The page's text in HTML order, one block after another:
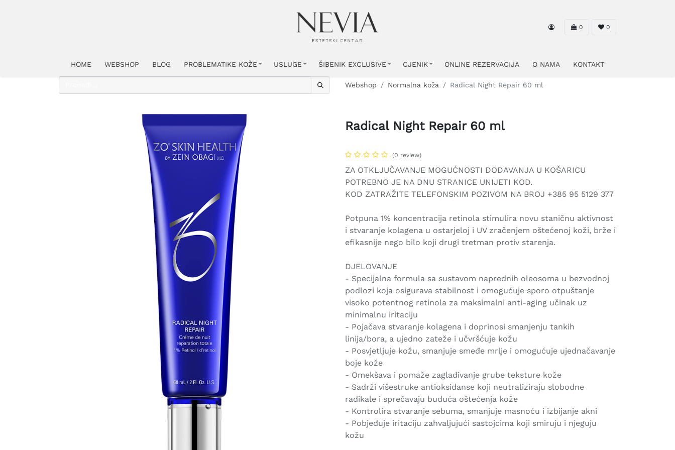
0 0
HOME WEBSHOP BLOG PROBLEMATIKE KOŽE USLUGE ŠIBENIK EXCLUSIVE CJENIK ONLINE REZERVACIJA O NAMA KONTAKT
Webshop Normalna koža Radical Night Repair 60 ml
Radical Night Repair 60 ml
(0 review)
ZA OTKLJUČAVANJE MOGUĆNOSTI DODAVANJA U KOŠARICU
POTREBNO JE NA DNU STRANICE UNIJETI KOD.
KOD ZATRAŽITE TELEFONSKIM POZIVOM NA BROJ +385 95 5129 377
Potpuna 1% koncentracija retinola stimulira novu staničnu aktivnost
i stvaranje kolagena u ostarjeloj i UV zračenjem oštećenoj koži, brže i
efikasnije nego bilo koji drugi tretman protiv starenja.
DJELOVANJE
- Specijalna formula sa sustavom naprednih oleosoma u bezvodnoj
podlozi koja osigurava stabilnost i omogućuje sporo otpuštanje
visoko potentnog retinola za maksimalni anti-aging učinak uz
minimalnu iritaciju
- Pojačava stvaranje kolagena i doprinosi smanjenju tankih
linija/bora, a ujedno zateže i učvršćuje kožu
- Posvjetljuje kožu, smanjuje smeđe mrlje i omogućuje ujednačavanje
boje kože
- Omekšava i pomaže zaglađivanje grube teksture kože
- Sadrži višestruke antioksidanse koji neutraliziraju slobodne
radikale i sprečavaju buduća oštećenja kože
- Kontrolira stvaranje sebuma, smanjuje masnoću i izbijanje akni
- Pobjeđuje iritaciju zahvaljujući sastojcima koji smiruju i njeguju
kožu